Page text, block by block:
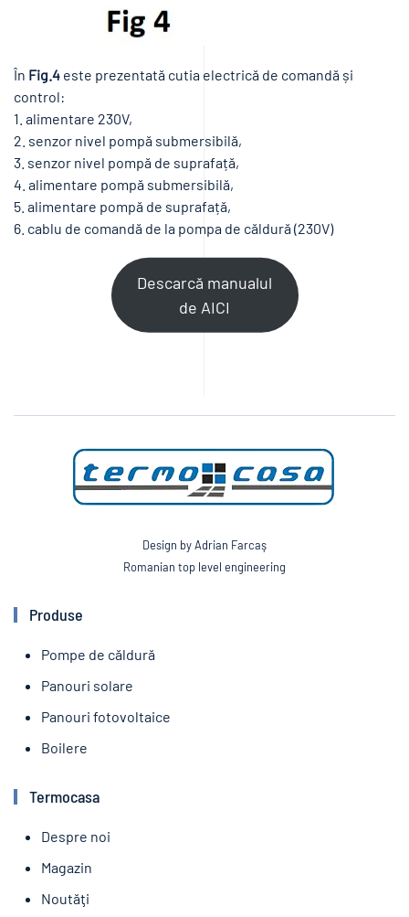
În Fig.4 este prezentată cutia electrică de comandă și
control:
1. alimentare 230V,
2. senzor nivel pompă submersibilă,
3. senzor nivel pompă de suprafață,
4. alimentare pompă submersibilă,
5. alimentare pompă de suprafață,
6. cablu de comandă de la pompa de căldură (230V)
Descarcă manualul
de AICI
Design by Adrian Farcaş
Romanian top level engineering
Produse
Pompe de căldură
Panouri solare
Panouri fotovoltaice
Boilere
Termocasa
Despre noi
Magazin
Noutăţi